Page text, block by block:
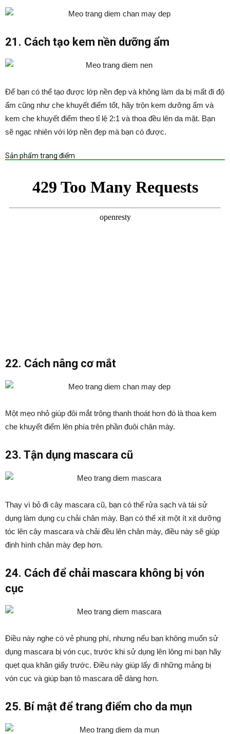
21. Cách tạo kem nền dưỡng ẩm
Để bạn có thể tạo được lớp nền đẹp và không làm da bị mất đi độ
ẩm cũng như che khuyết điểm tốt, hãy trộn kem dưỡng ẩm và
kem che khuyết điểm theo tỉ lệ 2:1 và thoa đều lên da mặt. Bạn
sẽ ngạc nhiên với lớp nền đẹp mà bạn có được.
Sản phẩm trang điểm
22. Cách nâng cơ mắt
Một mẹo nhỏ giúp đôi mắt trông thanh thoát hơn đó là thoa kem
che khuyết điểm lên phía trên phần đuôi chân mày.
23. Tận dụng mascara cũ
Thay vì bỏ đi cây mascara cũ, bạn có thể rửa sạch và tái sử
dụng làm dụng cụ chải chân mày. Bạn có thể xịt một ít xịt dưỡng
tóc lên cây mascara và chải đều lên chân mày, điều này sẽ giúp
định hình chân mày đẹp hơn.
24. Cách để chải mascara không bị vón
cục
Điều này nghe có vẻ phung phí, nhưng nếu bạn không muốn sử
dụng mascara bị vón cục, trước khi sử dụng lên lông mi bạn hãy
quẹt qua khăn giấy trước. Điều này giúp lấy đi những mảng bị
vón cục và giúp bạn tô mascara dễ dàng hơn.
25. Bí mật để trang điểm cho da mụn